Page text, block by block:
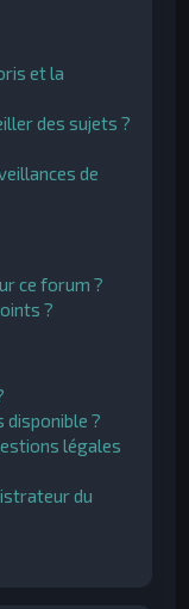
et la
des sujets ?
de
ce forum ?
?
disponible ?
légales
du